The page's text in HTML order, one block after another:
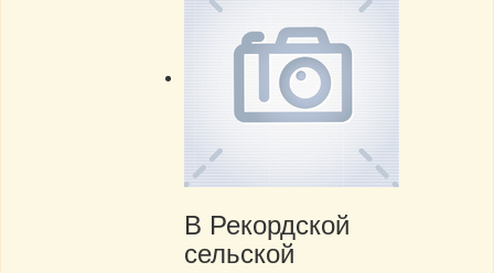
В Рекордской
сельской